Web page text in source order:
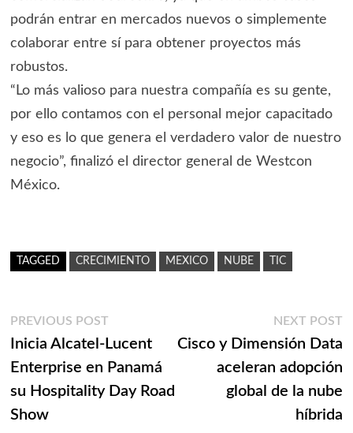
podrán entrar en mercados nuevos o simplemente
colaborar entre sí para obtener proyectos más
robustos.
“Lo más valioso para nuestra compañía es su gente,
por ello contamos con el personal mejor capacitado
y eso es lo que genera el verdadero valor de nuestro
negocio”, finalizó el director general de Westcon
México.
TAGGED CRECIMIENTO MEXICO NUBE TIC
Navegación
de
entradas
PREVIOUS POSTPrevious
post:
Inicia Alcatel-Lucent
Enterprise en Panamá
su Hospitality Day Road
Show
NEXT POST
Cisco y Dimensión Data
aceleran adopción
global de la nube
híbrida